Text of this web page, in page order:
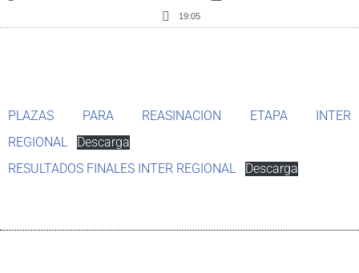
19:05
PLAZAS PARA REASINACION ETAPA INTER
REGIONAL
Descarga
RESULTADOS FINALES INTER REGIONAL
Descarga